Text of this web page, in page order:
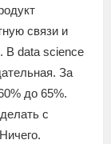
связи и
В data science
За
до 65%.
с